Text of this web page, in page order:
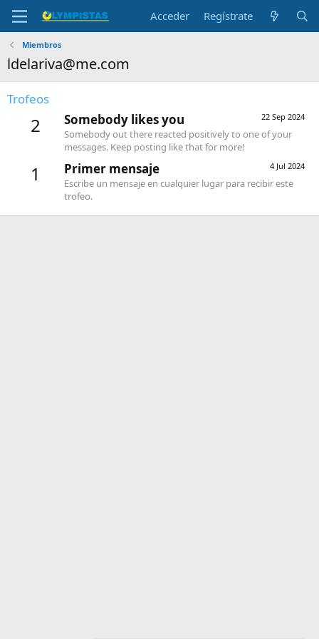
Acceder Regístrate
Miembros
ldelariva@me.com
Trofeos
2 22 Sep 2024
Somebody likes you
Somebody out there reacted positively to one of your
messages. Keep posting like that for more!
1 4 Jul 2024
Primer mensaje
Escribe un mensaje en cualquier lugar para recibir este
trofeo.